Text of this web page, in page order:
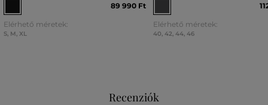
89 990 Ft
Elérhető méretek:
S M XL
Elérhető méretek:
40 42 44 46
Recenziók